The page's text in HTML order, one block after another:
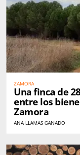
ZAMORA
Una finca de
entre los
Zamora
ANA LLAMAS GANADO